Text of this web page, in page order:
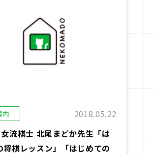
内
2018.05.22
流棋士 北尾まどか先生「は
将棋レッスン」「はじめての